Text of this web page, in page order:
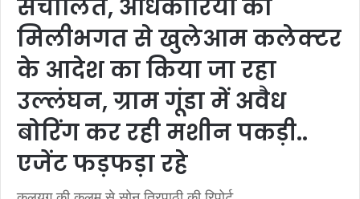
संचालित, अधिकारियों की
मिलीभगत से खुलेआम कलेक्टर
के आदेश का किया जा रहा
उल्लंघन, ग्राम गूंडा में अवैध
बोरिंग कर रही मशीन पकड़ी..
एजेंट फड़फड़ा रहे